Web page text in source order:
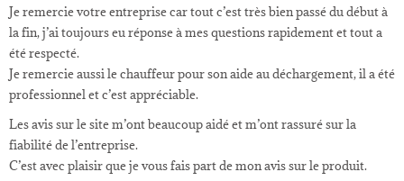
Je remercie votre entreprise car tout c’est très bien passé du début à
la fin, j’ai toujours eu réponse à mes questions rapidement et tout a
été respecté.
Je remercie aussi le chauffeur pour son aide au déchargement, il a été
professionnel et c’est appréciable.
Les avis sur le site m’ont beaucoup aidé et m’ont rassuré sur la
fiabilité de l’entreprise.
C’est avec plaisir que je vous fais part de mon avis sur le produit.